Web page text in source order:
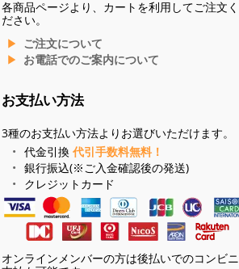
各商品ページより、カートを利用してご注文く
ださい。
ご注文について
お電話でのご案内について
お支払い方法
3種のお支払い方法よりお選びいただけます。
代金引換 代引手数料無料！
銀行振込(※ご入金確認後の発送)
クレジットカード
オンラインメンバーの方は後払いでのコンビニ